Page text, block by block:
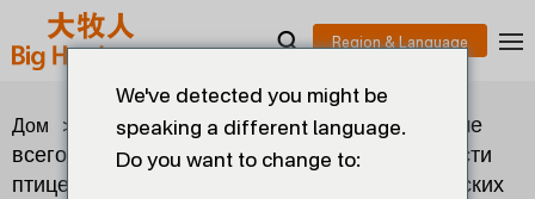
Дом > Блоги >
Какой материал клетки лучше
всего подходит для повышения эффективности
птицеводства? Руководство для птицеводческих
We've detected you might be
speaking a different language.
Do you want to change to: